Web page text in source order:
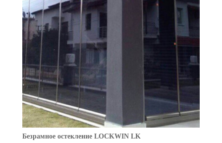
Безрамное остекление LOCKWIN LK